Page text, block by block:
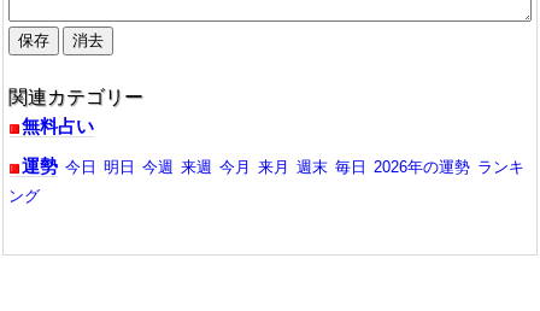
関連カテゴリー
無料占い
運勢 今日 明日 今週 来週 今月 来月 週末 毎日 2026年の運勢 ランキ
ング